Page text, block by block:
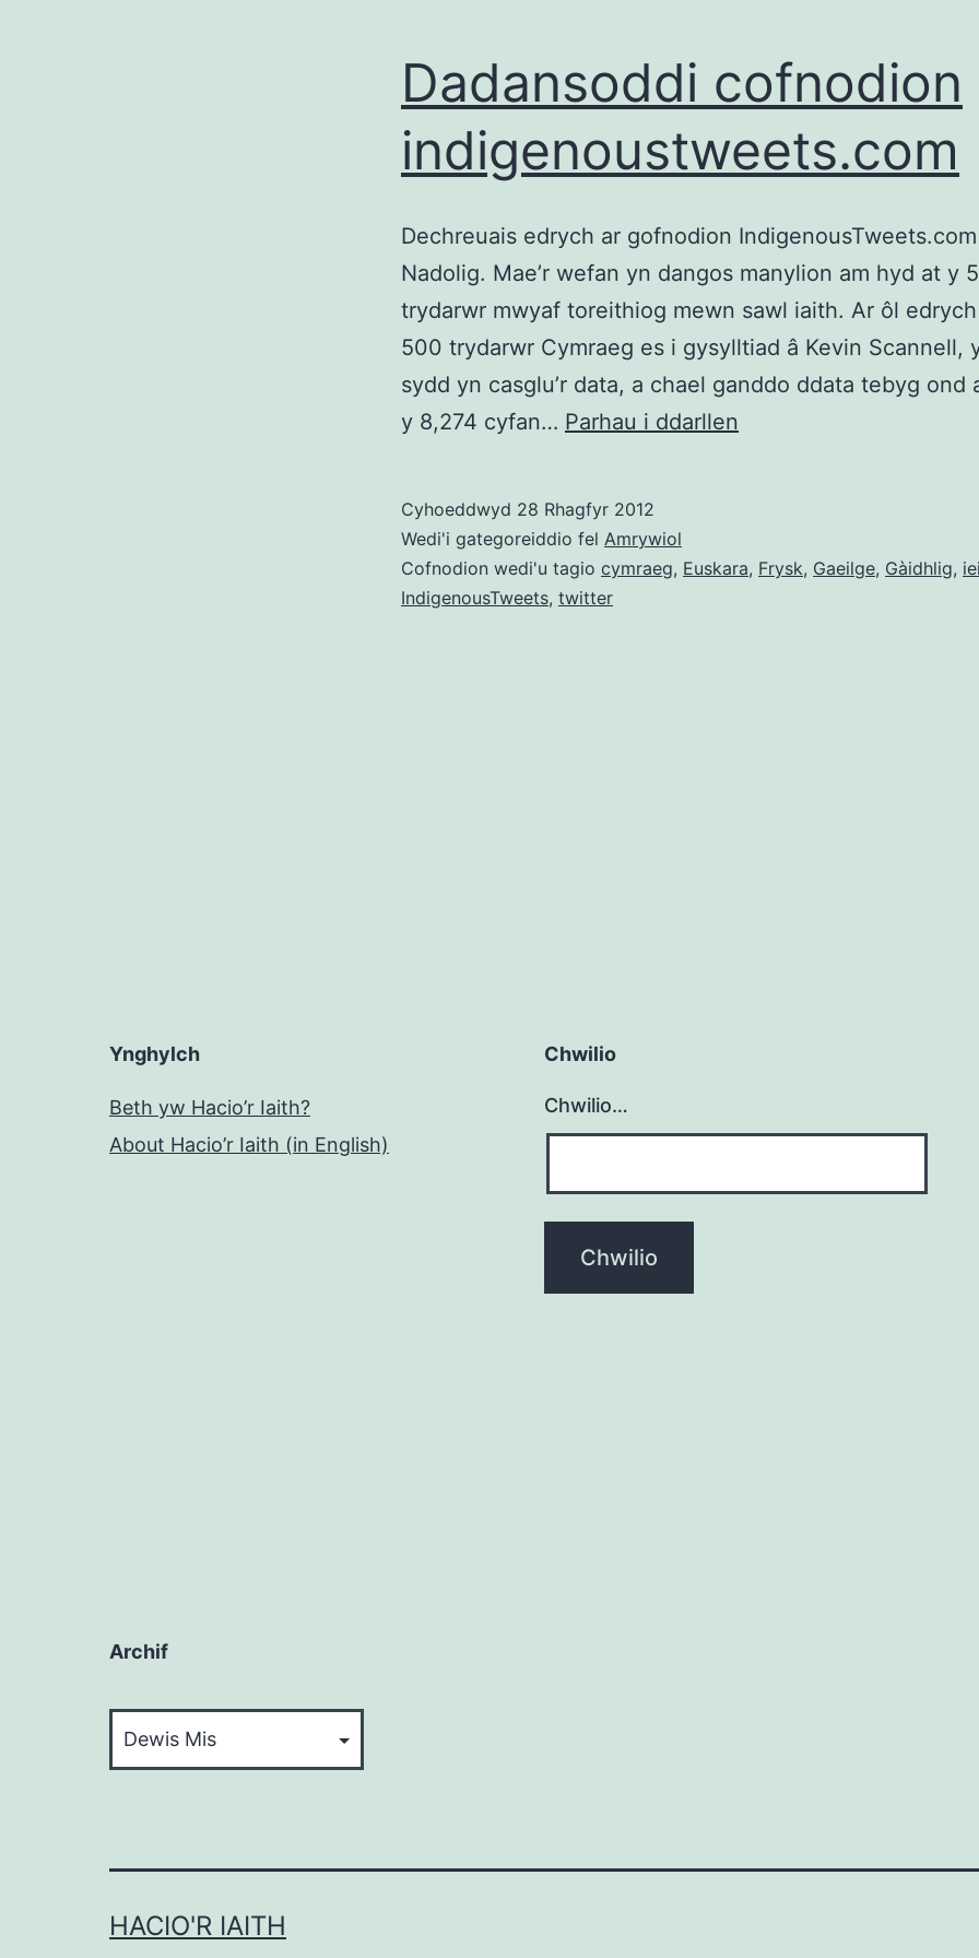
Dadansoddi cofnodion
indigenoustweets.com
Dechreuais edrych ar gofnodion
Nadolig. Mae’r wefan yn dangos manylion am hyd at y
trydarwr mwyaf toreithiog mewn sawl iaith. Ar ôl
500 trydarwr Cymraeg es i gysylltiad â Kevin Scannell,
sydd yn casglu’r data, a chael ganddo ddata tebyg ond
y 8,274 cyfan… Parhau i ddarllen
Cyhoeddwyd 28 Rhagfyr 2012
Wedi'i gategoreiddio fel Amrywiol
Cofnodion wedi'u tagio cymraeg, Euskara, Frysk, Gaeilge, Gàidhlig,
IndigenousTweets, twitter
Ynghylch
Beth yw Hacio’r Iaith?
About Hacio’r Iaith (in English)
Chwilio
Chwilio…
Archif
HACIO'R IAITH